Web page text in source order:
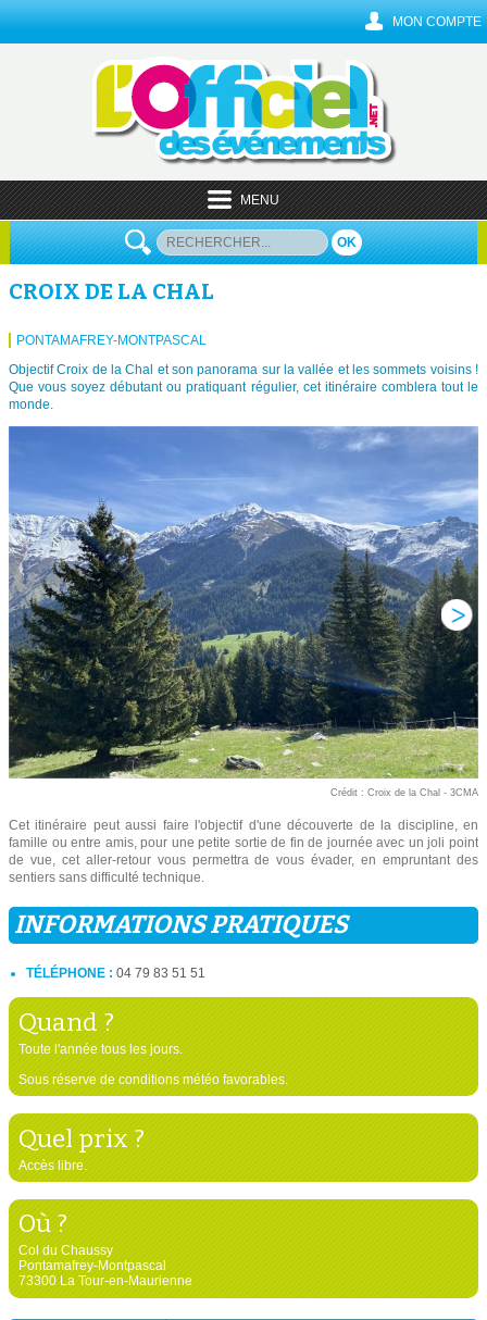
MON COMPTE
MENU
OK
CROIX DE LA CHAL
PONTAMAFREY-MONTPASCAL
Objectif Croix de la Chal et son panorama sur la vallée et les sommets voisins !
Que vous soyez débutant ou pratiquant régulier, cet itinéraire comblera tout le
monde.
Crédit : Croix de la Chal - 3CMA
Cet itinéraire peut aussi faire l'objectif d'une découverte de la discipline, en
famille ou entre amis, pour une petite sortie de fin de journée avec un joli point
de vue, cet aller-retour vous permettra de vous évader, en empruntant des
sentiers sans difficulté technique.
INFORMATIONS PRATIQUES
TÉLÉPHONE : 04 79 83 51 51
Quand ?
Toute l'année tous les jours.
Sous réserve de conditions météo favorables.
Quel prix ?
Accès libre.
Où ?
Col du Chaussy
Pontamafrey-Montpascal
73300 La Tour-en-Maurienne